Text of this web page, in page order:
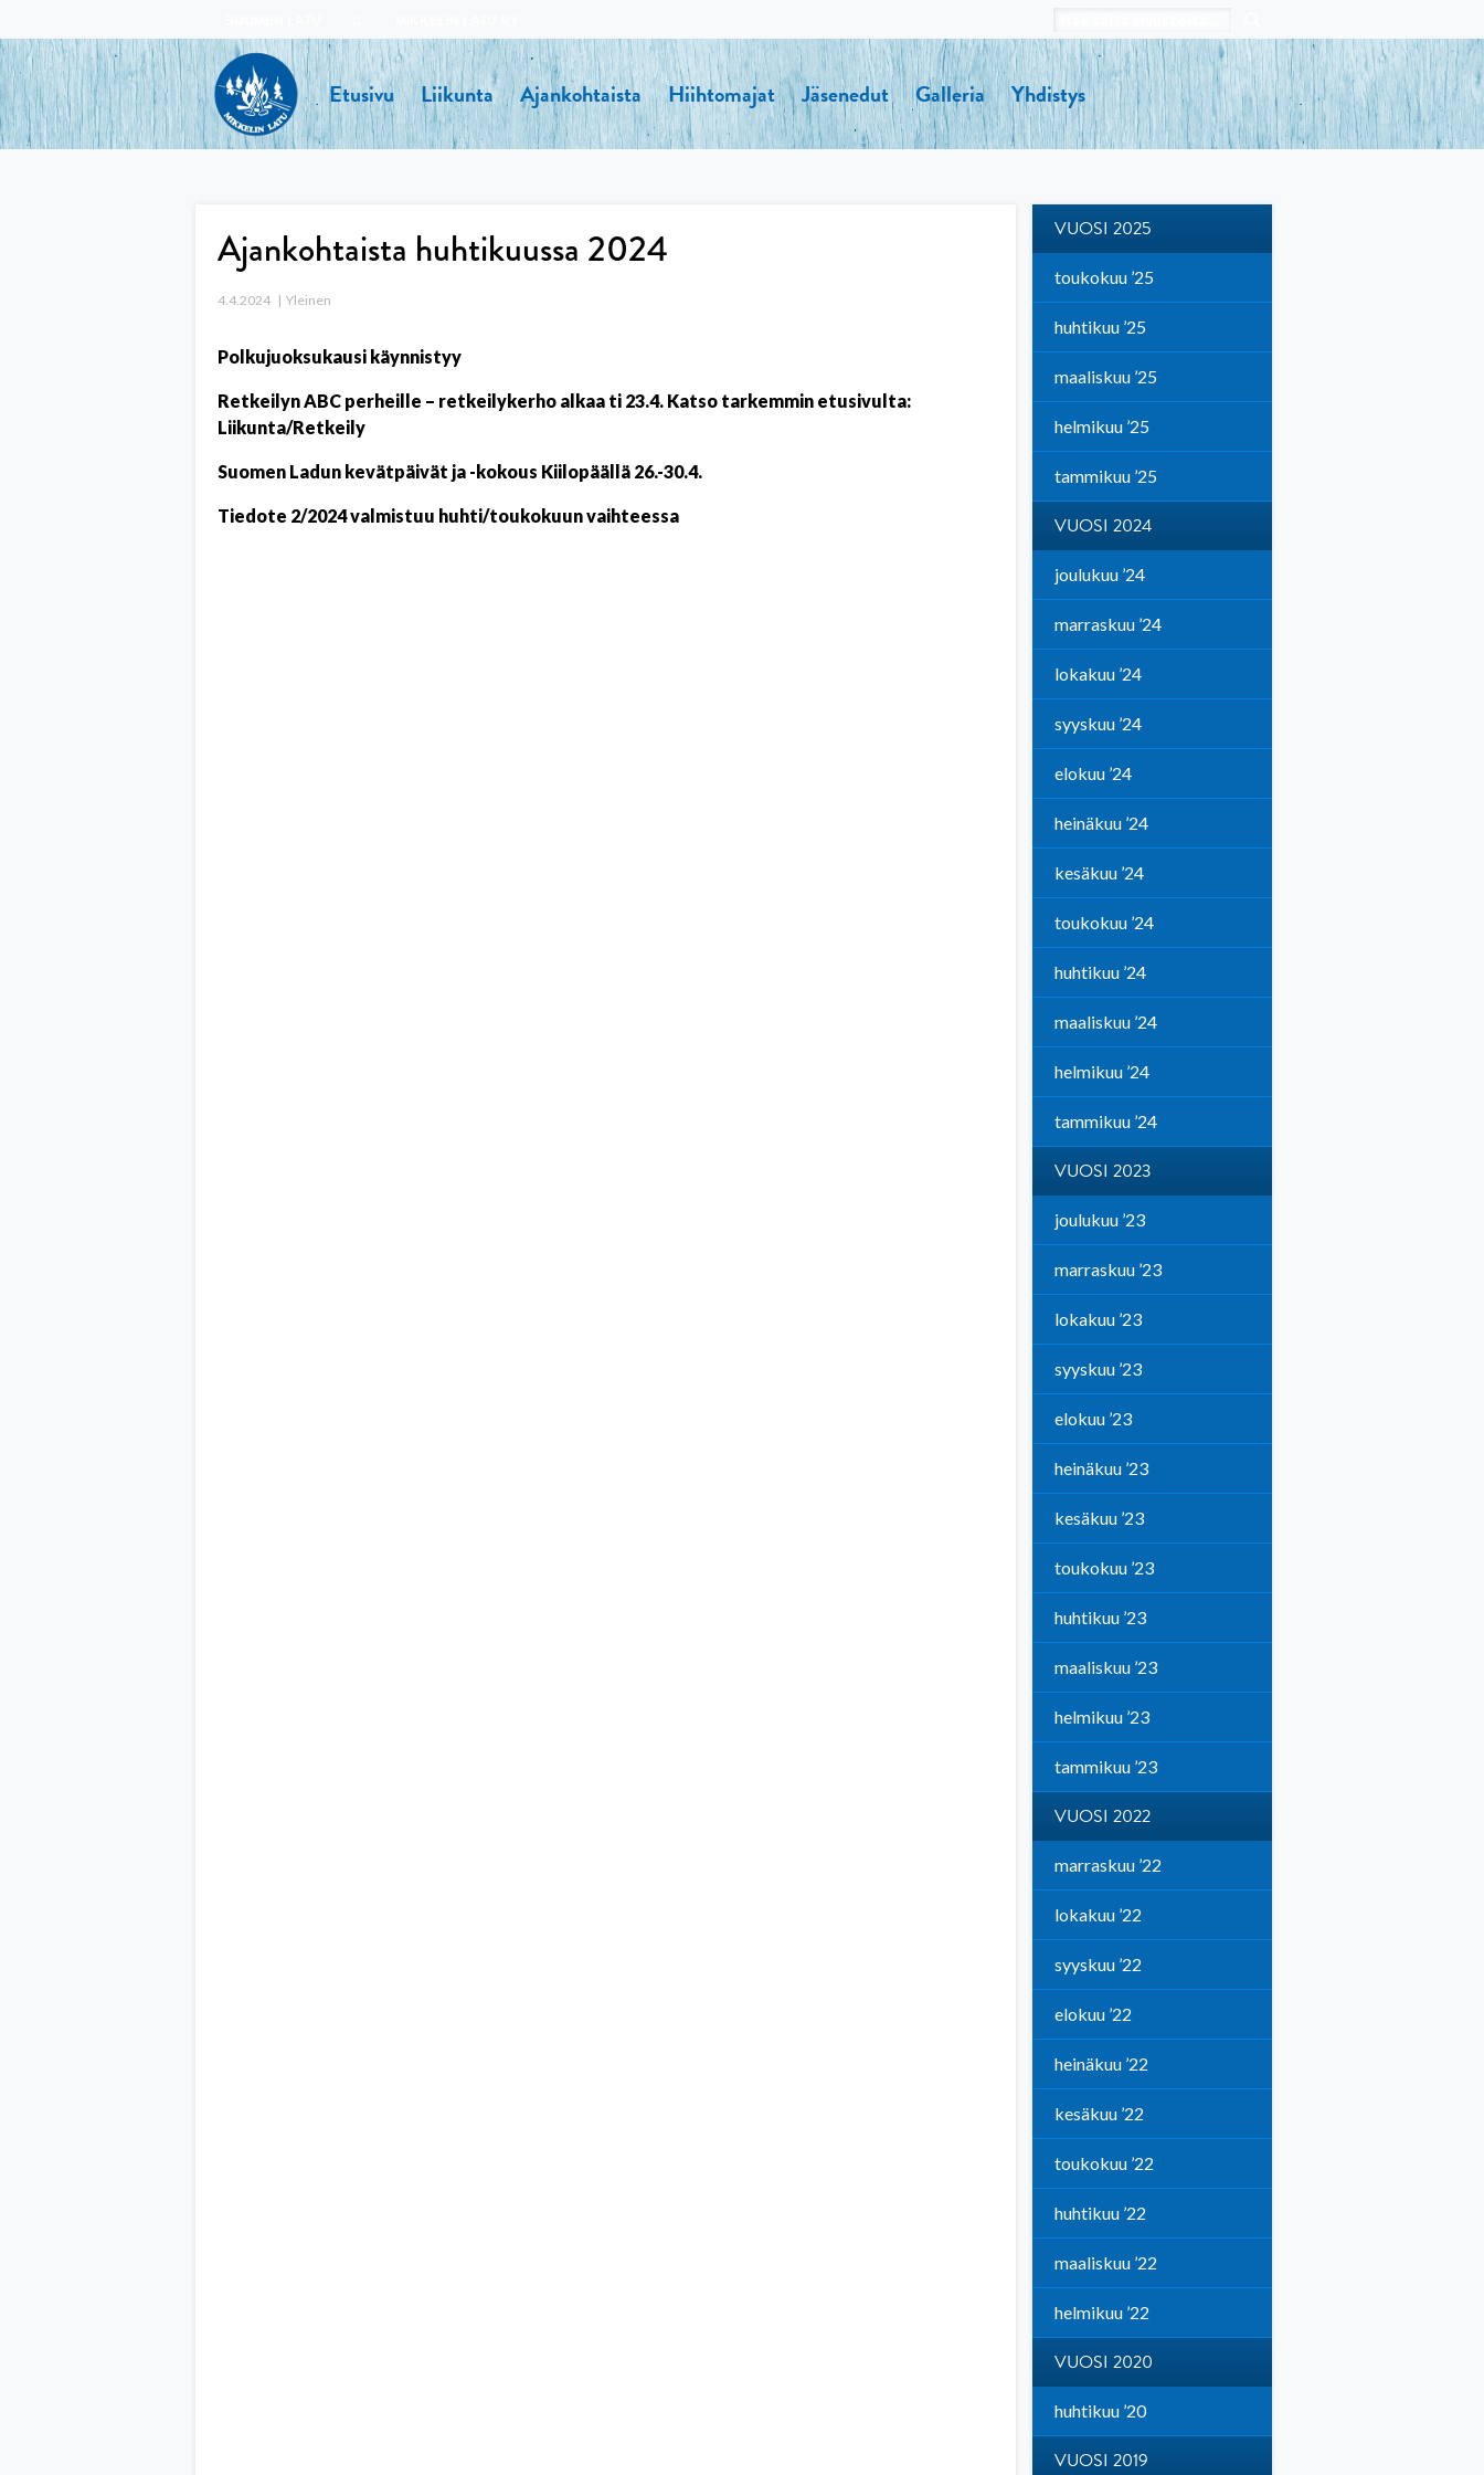
to
content
Etusivu Liikunta Ajankohtaista Hiihtomajat Jäsenedut Galleria Yhdistys
Ajankohtaista huhtikuussa 2024
4.4.2024 Yleinen
Polkujuoksukausi käynnistyy
Retkeilyn ABC perheille – retkeilykerho alkaa ti 23.4. Katso tarkemmin etusivulta:
Liikunta/Retkeily
Suomen Ladun kevätpäivät ja -kokous Kiilopäällä 26.-30.4.
Tiedote 2/2024 valmistuu huhti/toukokuun vaihteessa
VUOSI 2025
toukokuu ’25
huhtikuu ’25
maaliskuu ’25
helmikuu ’25
tammikuu ’25
VUOSI 2024
joulukuu ’24
marraskuu ’24
lokakuu ’24
syyskuu ’24
elokuu ’24
heinäkuu ’24
kesäkuu ’24
toukokuu ’24
huhtikuu ’24
maaliskuu ’24
helmikuu ’24
tammikuu ’24
VUOSI 2023
joulukuu ’23
marraskuu ’23
lokakuu ’23
syyskuu ’23
elokuu ’23
heinäkuu ’23
kesäkuu ’23
toukokuu ’23
huhtikuu ’23
maaliskuu ’23
helmikuu ’23
tammikuu ’23
VUOSI 2022
marraskuu ’22
lokakuu ’22
syyskuu ’22
elokuu ’22
heinäkuu ’22
kesäkuu ’22
toukokuu ’22
huhtikuu ’22
maaliskuu ’22
helmikuu ’22
VUOSI 2020
huhtikuu ’20
VUOSI 2019